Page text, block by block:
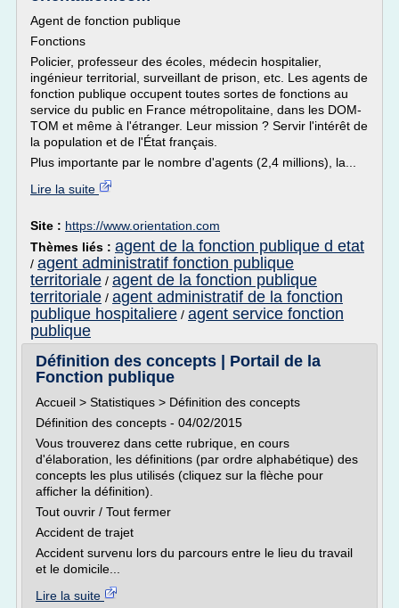
Agent de fonction publique
Fonctions
Policier, professeur des écoles, médecin hospitalier,
ingénieur territorial, surveillant de prison, etc. Les agents de
fonction publique occupent toutes sortes de fonctions au
service du public en France métropolitaine, dans les DOM-
TOM et même à l'étranger. Leur mission ? Servir l'intérêt de
la population et de l'État français.
Plus importante par le nombre d'agents (2,4 millions), la...
Lire la suite
Site : https://www.orientation.com
Thèmes liés : agent de la fonction publique d etat
/ agent administratif fonction publique
territoriale / agent de la fonction publique
territoriale / agent administratif de la fonction
publique hospitaliere / agent service fonction
publique
Définition des concepts | Portail de la
Fonction publique
Accueil > Statistiques > Définition des concepts
Définition des concepts - 04/02/2015
Vous trouverez dans cette rubrique, en cours
d'élaboration, les définitions (par ordre alphabétique) des
concepts les plus utilisés (cliquez sur la flèche pour
afficher la définition).
Tout ouvrir / Tout fermer
Accident de trajet
Accident survenu lors du parcours entre le lieu du travail
et le domicile...
Lire la suite